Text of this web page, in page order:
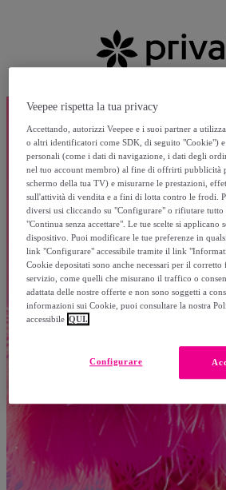
Veepee rispetta la tua privacy
Accettando, autorizzi Veepee e i suoi partner a
o altri identificatori come SDK, di seguito "Cookie")
personali (come i dati di navigazione, i dati degli
nel tuo account membro) al fine di offrirti pubblicità
schermo della tua TV) e misurarne le prestazioni,
sull'attività di vendita e a fini di lotta contro le frodi.
diversi usi cliccando su "Configurare" o rifiutare tutto
"Continua senza accettare". Le tue scelte si applicano
dispositivo. Puoi modificare le tue preferenze in
link "Configurare" accessibile tramite il link
Cookie depositati sono anche necessari per il
servizio, come quelli che misurano il traffico o
adattata delle nostre offerte e non sono soggetti a
informazioni sui Cookie, puoi consultare la nostra
accessibile QUI.
Configurare